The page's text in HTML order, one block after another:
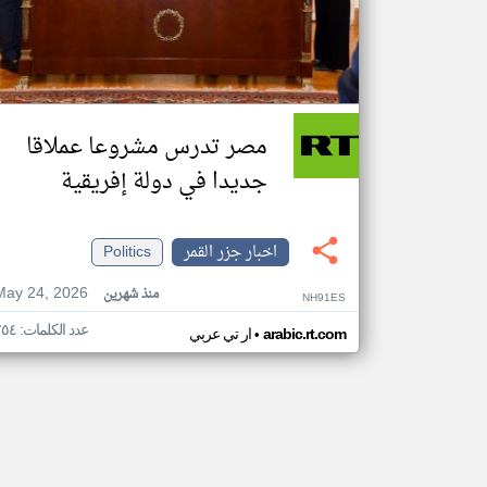
مصر تدرس مشروعا عملاقا
جديدا في دولة إفريقية
اخبار جزر القمر
Politics
24, 2026
منذ شهرين NH91ES
ار تي عربي• arabic.rt.com عدد الكلمات: ٢٥٤